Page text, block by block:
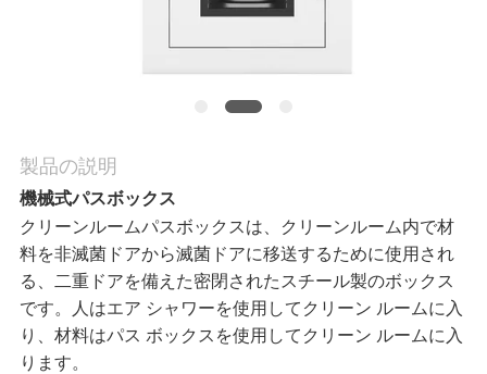
品
質
管
理
製品の説明
機械式パスボックス
クリーンルームパスボックスは、クリーンルーム内で材
料を非滅菌ドアから滅菌ドアに移送するために使用され
る、二重ドアを備えた密閉されたスチール製のボックス
です。人はエア シャワーを使用してクリーン ルームに入
り、材料はパス ボックスを使用してクリーン ルームに入
ります。